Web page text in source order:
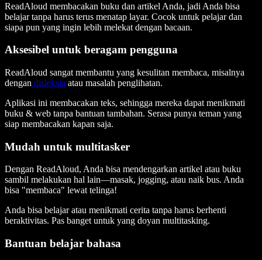
ReadAloud membacakan buku dan artikel Anda, jadi Anda bisa
belajar tanpa harus terus menatap layar. Cocok untuk pelajar dan
siapa pun yang ingin lebih melekat dengan bacaan.
Aksesibel untuk beragam pengguna
ReadAloud sangat membantu yang kesulitan membaca, misalnya
dengan disleksia atau masalah penglihatan.
Aplikasi ini membacakan teks, sehingga mereka dapat menikmati
buku & web tanpa bantuan tambahan. Serasa punya teman yang
siap membacakan kapan saja.
Mudah untuk multitasker
Dengan ReadAloud, Anda bisa mendengarkan artikel atau buku
sambil melakukan hal lain—masak, jogging, atau naik bus. Anda
bisa "membaca" lewat telinga!
Anda bisa belajar atau menikmati cerita tanpa harus berhenti
beraktivitas. Pas banget untuk yang doyan multitasking.
Bantuan belajar bahasa